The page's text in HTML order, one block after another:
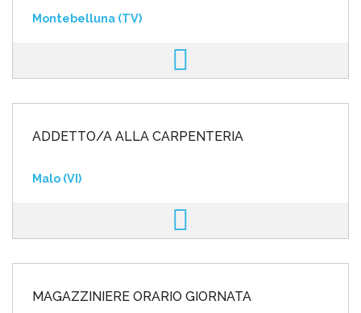
Montebelluna (TV)
ADDETTO/A ALLA CARPENTERIA
Malo (VI)
MAGAZZINIERE ORARIO GIORNATA